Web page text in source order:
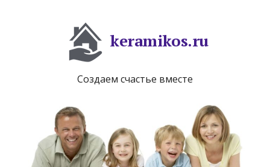
keramikos.ru
Создаем счастье вместе